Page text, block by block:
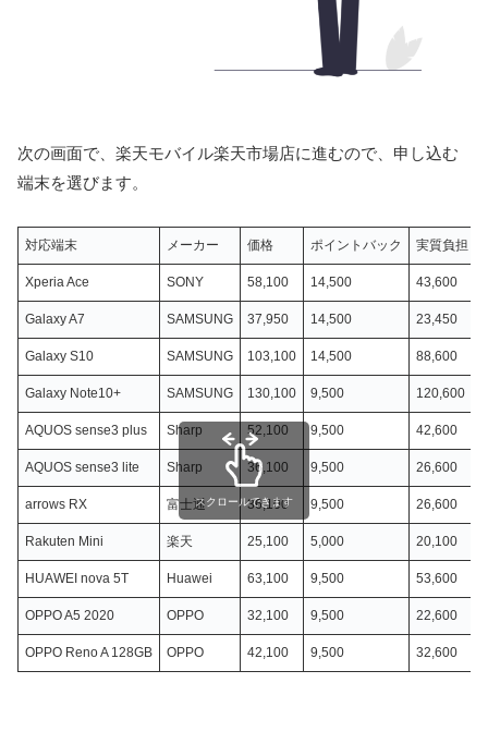
次の画面で、楽天モバイル楽天市場店に進むので、申し込む
端末を選びます。
対応端末 メーカー 価格 ポイントバック 実質負担
Xperia Ace SONY 58,100 14,500 43,600
Galaxy A7 SAMSUNG 37,950 14,500 23,450
Galaxy S10 SAMSUNG 103,100 14,500 88,600
Galaxy Note10+ SAMSUNG 130,100 9,500 120,600
AQUOS sense3 plus Sharp 52,100 9,500 42,600
AQUOS sense3 lite Sharp 36,100 9,500 26,600
arrows RX 富士通 36,100 9,500 26,600
Rakuten Mini 楽天 25,100 5,000 20,100
HUAWEI nova 5T Huawei 63,100 9,500 53,600
OPPO A5 2020 OPPO 32,100 9,500 22,600
OPPO Reno A 128GB OPPO 42,100 9,500 32,600
スクロールできます